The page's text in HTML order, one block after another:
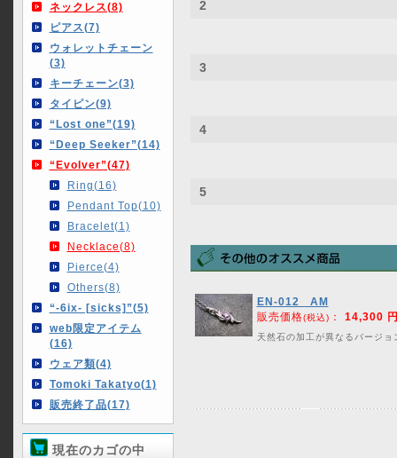
ネックレス(8)
ピアス(7)
ウォレットチェーン
(3)
キーチェーン(3)
タイピン(9)
“Lost one”(19)
“Deep Seeker”(14)
“Evolver”(47)
Ring(16)
Pendant Top(10)
Bracelet(1)
Necklace(8)
Pierce(4)
Others(8)
“-6ix- [sicks]”(5)
web限定アイテム
(16)
ウェア類(4)
Tomoki Takatyo(1)
販売終了品(17)
現在のカゴの中
2
3
4
5
EN-012 AM
販売価格(税込) ： 14,300
天然石の加工が異なるバージョ